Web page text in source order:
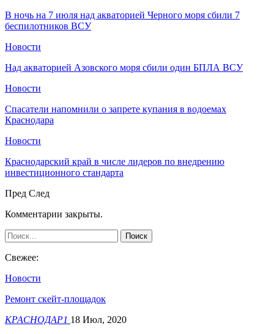
В ночь на 7 июля над акваторией Черного моря сбили 7
беспилотников ВСУ
Новости
Над акваторией Азовского моря сбили один БПЛА ВСУ
Новости
Спасатели напомнили о запрете купания в водоемах
Краснодара
Новости
Краснодарский край в числе лидеров по внедрению
инвестиционного стандарта
Пред След
Комментарии закрыты.
Свежее:
Новости
Ремонт скейт-площадок
КРАСНОДАР1 18 Июл, 2020